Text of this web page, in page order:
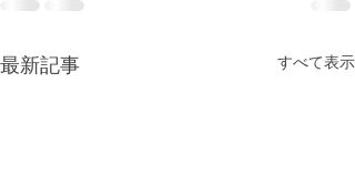
最新記事 すべて表示